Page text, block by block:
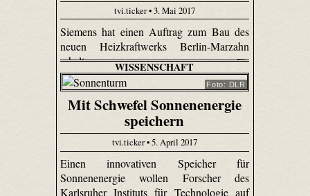
tvi.ticker • 3. Mai 2017
Siemens hat einen Auftrag zum Bau des
neuen Heizkraftwerks Berlin-Marzahn
erhalten.
WISSENSCHAFT
Foto: DLR
Mit Schwefel Sonnenenergie
speichern
tvi.ticker • 5. April 2017
Einen innovativen Speicher für
Sonnenenergie wollen Forscher des
Karlsruher Instituts für Technologie auf